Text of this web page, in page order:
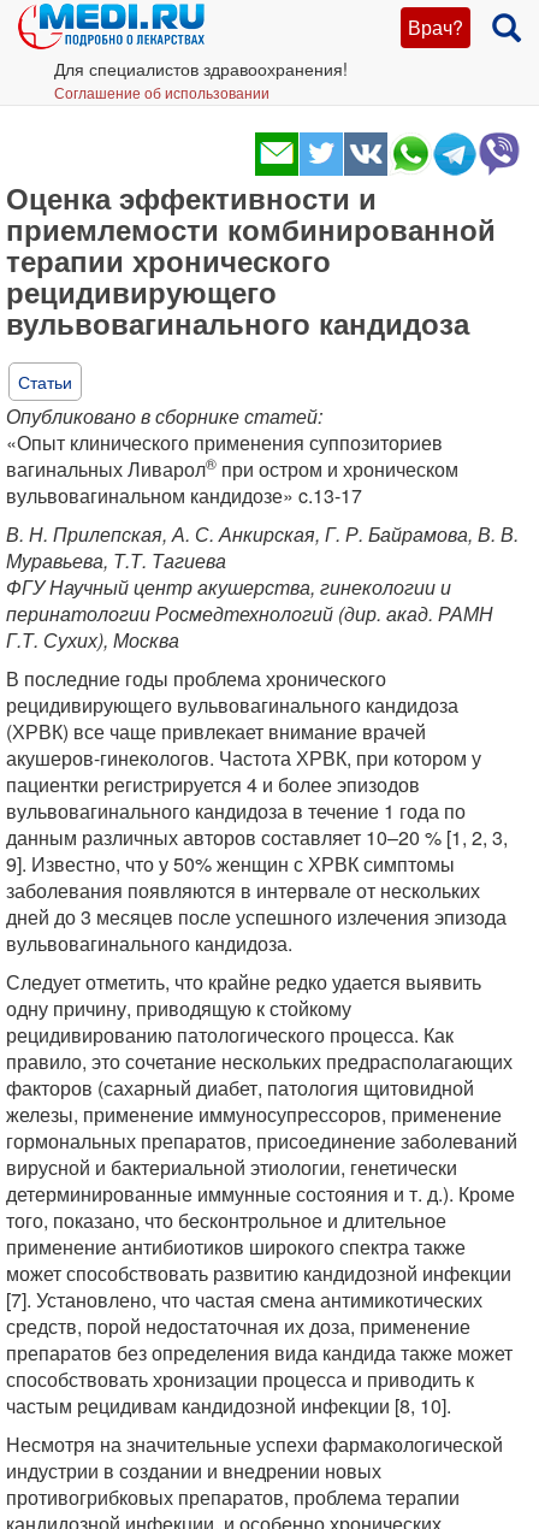
Врач?
Для специалистов здравоохранения!
Соглашение об использовании
Оценка эффективности и
приемлемости комбинированной
терапии хронического
рецидивирующего
вульвовагинального кандидоза
Статьи
Опубликовано в сборнике статей:
«Опыт клинического применения суппозиториев
вагинальных Ливарол® при остром и хроническом
вульвовагинальном кандидозе» c.13-17
В. Н. Прилепская, А. С. Анкирская, Г. Р. Байрамова, В. В.
Муравьева, Т.Т. Тагиева
ФГУ Научный центр акушерства, гинекологии и
перинатологии Росмедтехнологий (дир. акад. РАМН
Г.Т. Сухих), Москва
В последние годы проблема хронического
рецидивирующего вульвовагинального кандидоза
(ХРВК) все чаще привлекает внимание врачей
акушеров-гинекологов. Частота ХРВК, при котором у
пациентки регистрируется 4 и более эпизодов
вульвовагинального кандидоза в течение 1 года по
данным различных авторов составляет 10–20 % [1, 2, 3,
9]. Известно, что у 50% женщин с ХРВК симптомы
заболевания появляются в интервале от нескольких
дней до 3 месяцев после успешного излечения эпизода
вульвовагинального кандидоза.
Следует отметить, что крайне редко удается выявить
одну причину, приводящую к стойкому
рецидивированию патологического процесса. Как
правило, это сочетание нескольких предрасполагающих
факторов (сахарный диабет, патология щитовидной
железы, применение иммуносупрессоров, применение
гормональных препаратов, присоединение заболеваний
вирусной и бактериальной этиологии, генетически
детерминированные иммунные состояния и т. д.). Кроме
того, показано, что бесконтрольное и длительное
применение антибиотиков широкого спектра также
может способствовать развитию кандидозной инфекции
[7]. Установлено, что частая смена антимикотических
средств, порой недостаточная их доза, применение
препаратов без определения вида кандида также может
способствовать хронизации процесса и приводить к
частым рецидивам кандидозной инфекции [8, 10].
Несмотря на значительные успехи фармакологической
индустрии в создании и внедрении новых
противогрибковых препаратов, проблема терапии